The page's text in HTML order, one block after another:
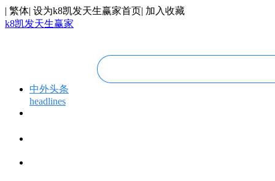
| 繁体| 设为k8凯发天生赢家首页| 加入收藏
k8凯发天生赢家
中外头条
headlines